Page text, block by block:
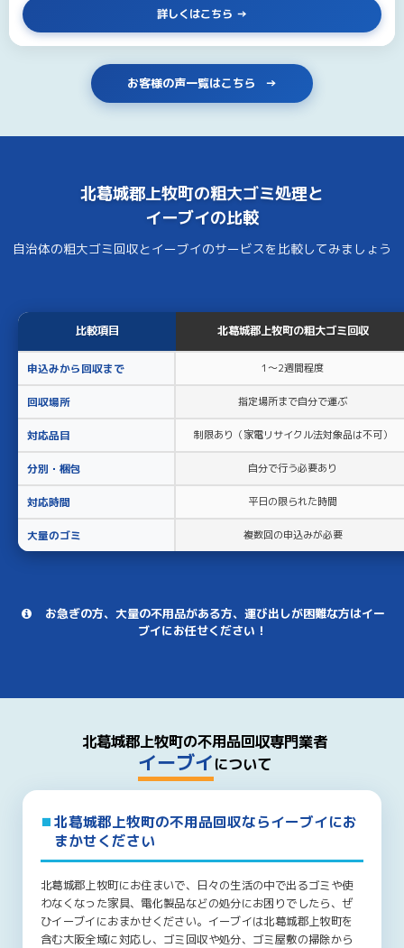
詳しくはこちら
お客様の声一覧はこちら
北葛城郡上牧町の粗大ゴミ処理と
イーブイの比較
自治体の粗大ゴミ回収とイーブイのサービスを比較してみましょう
比較項目 北葛城郡上牧町の粗大ゴミ回収
申込みから回収まで 1〜2週間程度
回収場所 指定場所まで自分で運ぶ
対応品目 制限あり（家電リサイクル法対象品は不可）
分別・梱包 自分で行う必要あり
対応時間 平日の限られた時間
大量のゴミ 複数回の申込みが必要
お急ぎの方、大量の不用品がある方、運び出しが困難な方はイー
ブイにお任せください！
北葛城郡上牧町の不用品回収専門業者
イーブイについて
北葛城郡上牧町の不用品回収ならイーブイにお
まかせください
北葛城郡上牧町にお住まいで、日々の生活の中で出るゴミや使
わなくなった家具、電化製品などの処分にお困りでしたら、ぜ
ひイーブイにおまかせください。イーブイは北葛城郡上牧町を
含む大阪全域に対応し、ゴミ回収や処分、ゴミ屋敷の掃除から